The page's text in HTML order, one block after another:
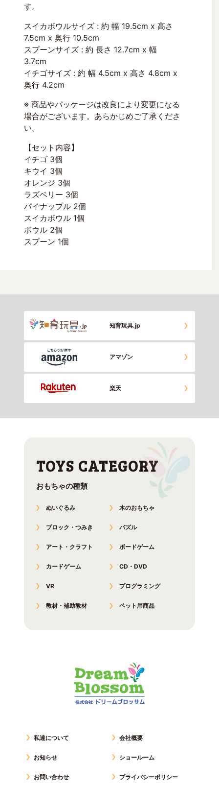
す。
スイカボウルサイズ : 約 幅 19.5cm x 高さ
7.5cm x 奥行 10.5cm
スプーンサイズ : 約 長さ 12.7cm x 幅
3.7cm
イチゴサイズ : 約 幅 4.5cm x 高さ 4.8cm x
奥行 4.2cm
※ 商品やパッケージは改良により変更になる
場合がございます。あらかじめご了承くださ
い。
【セット内容】
イチゴ 3個
キウイ 3個
オレンジ 3個
ラズベリー 3個
パイナップル 2個
スイカボウル 1個
ボウル 2個
スプーン 1個
知育玩具.jp
アマゾン
楽天
おもちゃの種類
ぬいぐるみ 木のおもちゃ
ブロック・つみき パズル
アート・クラフト ボードゲーム
カードゲーム CD・DVD
VR プログラミング
教材・補助教材 ペット用商品
私達について
お知らせ
お問い合わせ
会社概要
ショールーム
プライバシーポリシー